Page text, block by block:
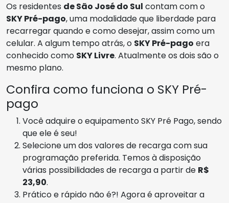
Os residentes de São José do Sul contam com o
SKY Pré-pago, uma modalidade que liberdade para
recarregar quando e como desejar, assim como um
celular. A algum tempo atrás, o SKY Pré-pago era
conhecido como SKY Livre. Atualmente os dois são o
mesmo plano.
Confira como funciona o SKY Pré-
pago
Você adquire o equipamento SKY Pré Pago, sendo
que ele é seu!
Selecione um dos valores de recarga com sua
programação preferida. Temos à disposição
várias possibilidades de recarga a partir de R$
23,90.
Prático e rápido não é?! Agora é aproveitar a